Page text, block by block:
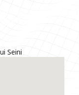
Seini